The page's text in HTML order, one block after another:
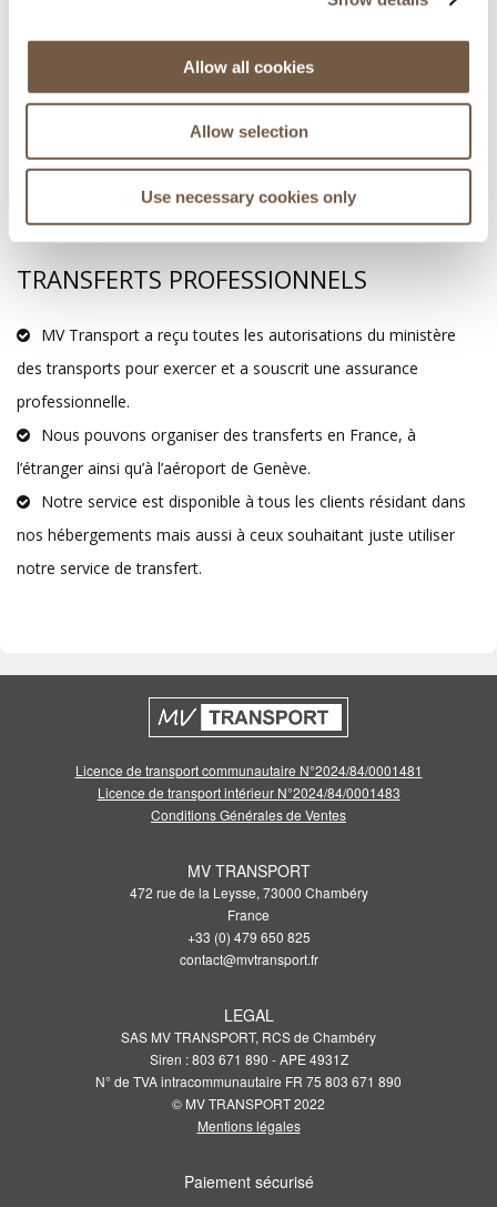
Allow all cookies
Allow selection
Use necessary cookies only
Sièges enfants fournis gratuitement.
Transport de vos skis ou snowboards sans coût
supplémentaire.
TRANSFERTS PROFESSIONNELS
MV Transport a reçu toutes les autorisations du ministère
des transports pour exercer et a souscrit une assurance
professionnelle.
Nous pouvons organiser des transferts en France, à
l’étranger ainsi qu’à l’aéroport de Genève.
Notre service est disponible à tous les clients résidant dans
nos hébergements mais aussi à ceux souhaitant juste utiliser
notre service de transfert.
Licence de transport communautaire N°2024/84/0001481
Licence de transport intérieur N°2024/84/0001483
Conditions Générales de Ventes
MV TRANSPORT
472 rue de la Leysse, 73000 Chambéry
France
+33 (0) 479 650 825
contact@mvtransport.fr
LEGAL
SAS MV TRANSPORT, RCS de Chambéry
Siren : 803 671 890 - APE 4931Z
N° de TVA intracommunautaire FR 75 803 671 890
© MV TRANSPORT 2022
Mentions légales
Paiement sécurisé